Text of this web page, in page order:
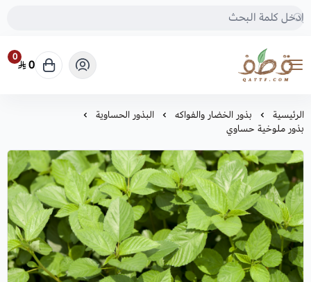
متجر قطف للبذور
0
0
الرئيسية بذور الخضار والفواكه
البذور الحساوية
بذور ملوخية حساوي